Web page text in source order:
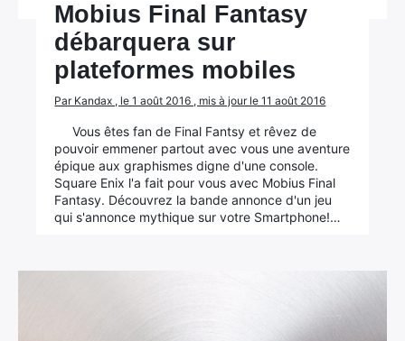
Mobius Final Fantasy
débarquera sur
plateformes mobiles
Par Kandax , le 1 août 2016 , mis à jour le 11 août 2016
Vous êtes fan de Final Fantsy et rêvez de
pouvoir emmener partout avec vous une aventure
épique aux graphismes digne d'une console.
Square Enix l'a fait pour vous avec Mobius Final
Fantasy. Découvrez la bande annonce d'un jeu
qui s'annonce mythique sur votre Smartphone!…